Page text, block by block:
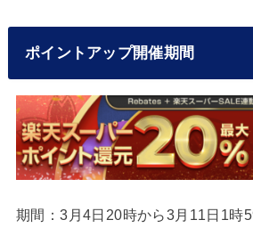
ポイントアップ開催期間
期間：3月4日20時から3月11日1時